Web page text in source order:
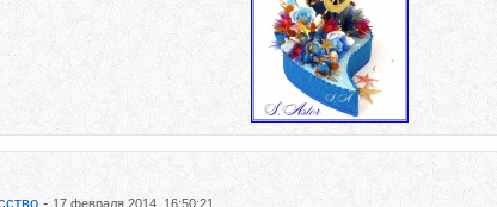
- 17 февраля 2014, 16:50:21